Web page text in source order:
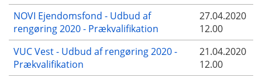
NOVI Ejendomsfond - Udbud af
rengøring 2020 - Prækvalifikation
27.04.2020
12.00
VUC Vest - Udbud af rengøring 2020 -
Prækvalifikation
21.04.2020
12.00